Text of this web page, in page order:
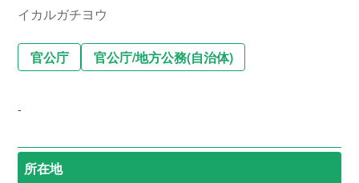
イカルガチヨウ
官公庁 官公庁/地方公務(自治体)
-
所在地